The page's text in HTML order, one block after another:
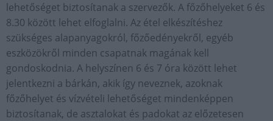
lehetőséget biztosítanak a szervezők. A főzőhelyeket 6 és
8.30 között lehet elfoglalni. Az étel elkészítéshez
szükséges alapanyagokról, főzőedényekről, egyéb
eszközökről minden csapatnak magának kell
gondoskodnia. A helyszínen 6 és 7 óra között lehet
jelentkezni a bárkán, akik így neveznek, azoknak
főzőhelyet és vízvételi lehetőséget mindenképpen
biztosítanak, de asztalokat és padokat az előzetesen